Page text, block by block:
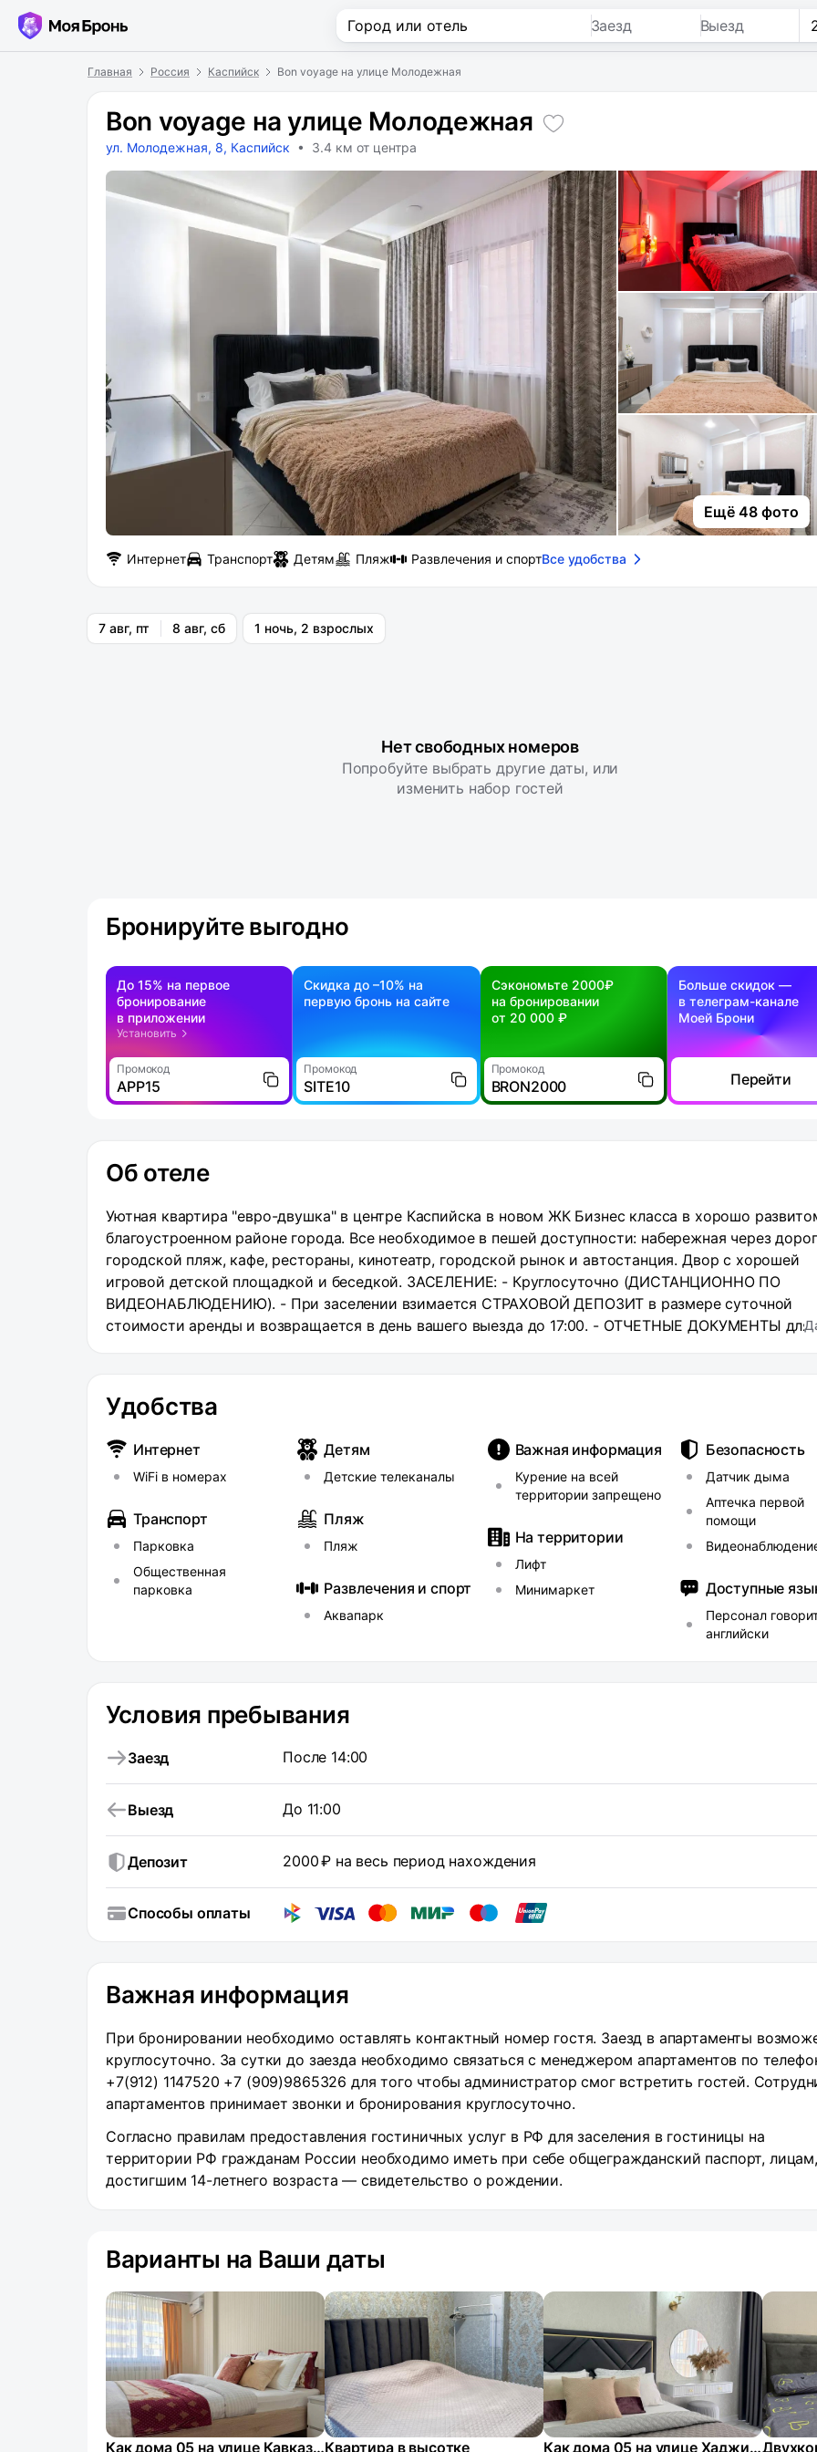
Заезд Выезд
Главная Россия Каспийск Bon voyage на улице Молодежная
Bon voyage на улице Молодежная
ул. Молодежная, 8, Каспийск • 3.4 км от центра
Ещё 48 фото
Интернет Транспорт Детям Пляж Развлечения и спортВсе удобства
7 авг, пт 8 авг, сб 1 ночь, 2 взрослых
Нет свободных номеров
Попробуйте выбрать другие даты, или
изменить набор гостей
Бронируйте выгодно
До 15% на первое
бронирование
в приложении
Установить
Промокод
APP15
Скидка до –10% на
первую бронь на сайте
Промокод
SITE10
Сэкономьте 2000₽
на бронировании
от 20 000 ₽
Промокод
BRON2000
Больше скидок —
в телеграм-канале
Моей Брони
Перейти
Об отеле
Уютная квартира "евро-двушка" в центре Каспийска в новом ЖК Бизнес класса в хорошо
благоустроенном районе города. Все необходимое в пешей доступности: набережная через
городской пляж, кафе, рестораны, кинотеатр, городской рынок и автостанция. Двор с хорошей
игровой детской площадкой и беседкой. ЗАСЕЛЕНИЕ: - Круглосуточно (ДИСТАНЦИОННО ПО
ВИДЕОНАБЛЮДЕНИЮ). - При заселении взимается СТРАХОВОЙ ДЕПОЗИТ в размере суточной
стоимости аренды и возвращается в день вашего выезда до 17:00. - ОТЧЕТНЫЕ ДОКУМЕНТЫ для
современный телевизор, СМАРТ ТВ, WI-FI; ● кондиционер; ● стиральная машина, сушилка для
утюг, гладильная доска. Парковка автомобилей бесплатно у дома (под окнами). РАСПОЛОЖЕНИЕ:
Район меет отличную инфраструктуру: В шаговой доступности море и городской пляж , Анжи
супермаркеты, тц, Аквапарк "Аквалэнд", бесплатная парковка перед домом, удобная транспортная
развязка. НЕ РАЗМЕЩАЕМ: - граждан без документов - людей в состояние алкогольного и иного
опьянения - с животными - для увеселительных мероприятий. Соблюдение закона о тишине!
употребление наркотических средств в апартаментах строго запрещено!
Удобства
Интернет
WiFi в номерах
Транспорт
Парковка
Общественная
парковка
Детям
Детские телеканалы
Пляж
Пляж
Развлечения и спорт
Аквапарк
Важная информация
Курение на всей
территории запрещено
На территории
Лифт
Минимаркет
Безопасность
Датчик дыма
Аптечка первой
помощи
Доступные
Персонал
английски
Условия пребывания
Заезд После 14:00
Выезд До 11:00
Депозит 2000 ₽ на весь период нахождения
Способы оплаты
Важная информация
При бронировании необходимо оставлять контактный номер гостя. Заезд в апартаменты
круглосуточно. За сутки до заезда необходимо связаться с менеджером апартаментов по
+7(912) 1147520 +7 (909)9865326 для того чтобы администратор смог встретить гостей.
апартаментов принимает звонки и бронирования круглосуточно.
Согласно правилам предоставления гостиничных услуг в РФ для заселения в гостиницы на
территории РФ гражданам России необходимо иметь при себе общегражданский паспорт,
достигшим 14-летнего возраста — свидетельство о рождении.
Варианты на Ваши даты
Как дома 05 на улице Кавказская 29Квартира в высотке Как дома 05 на улице Хаджи Булача 8Д